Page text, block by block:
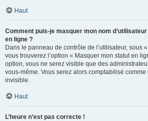
Haut
Comment puis-je masquer mon nom
en ligne ?
Dans le panneau de contrôle de l’utilisateur, sous
vous trouverez l’option « Masquer mon statut en
option, vous ne serez visible que des
vous-même. Vous serez alors comptabilisé
invisible.
Haut
L’heure n’est pas correcte !